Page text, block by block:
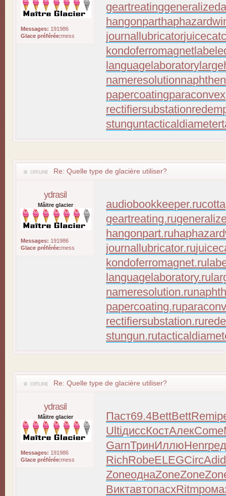
Messages: 191986
Glace préférée:mess
geartreating
hangonpart
journallubricator
kondoferromagnet
languagelaboratory
nameresolution
papercoating
rectifiersubstation
stunguntacticaldiameter
Re: Quelle type de glacière utiliser?
ydrasil
Mâitre glacier
Messages: 191986
Glace préférée:mess
audiobookkeeper.ru
geartreating.ru
hangonpart.ru
journallubricator.ru
kondoferromagnet.ru
languagelaboratory.ru
nameresolution.ru
papercoating.ru
rectifiersubstation.ru
stungun.ru
Re: Quelle type de glacière utiliser?
ydrasil
Mâitre glacier
Messages: 191986
Glace préférée:mess
Паст69.4BettBettRemi
UltiдиссКостАлекCome
GarnТринИллюHenr
RichRobeELEGCircAdid
ZoneоднаZoneZone
ВиктавтопасхRitmрома